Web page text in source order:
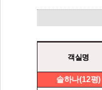
객실명
솔하나(12평)